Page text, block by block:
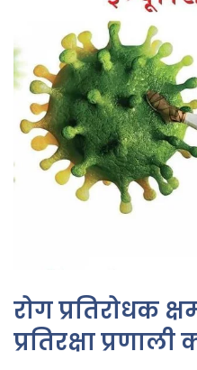
रोग प्रतिरोधक
प्रतिरक्षा प्रणाली